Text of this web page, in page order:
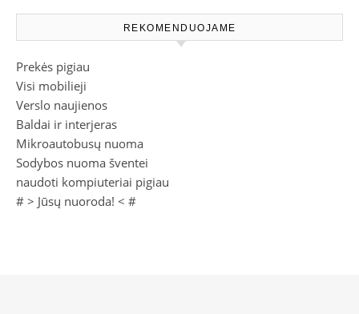
REKOMENDUOJAME
Prekės pigiau
Visi mobilieji
Verslo naujienos
Baldai ir interjeras
Mikroautobusų nuoma
Sodybos nuoma šventei
naudoti kompiuteriai pigiau
# > Jūsų nuoroda! < #